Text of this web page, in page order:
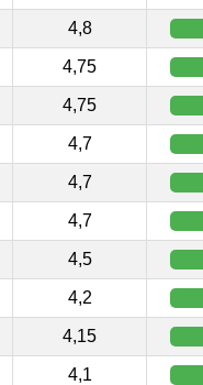
4,8
4,75
4,75
4,7
4,7
4,7
4,5
4,2
4,15
4,1